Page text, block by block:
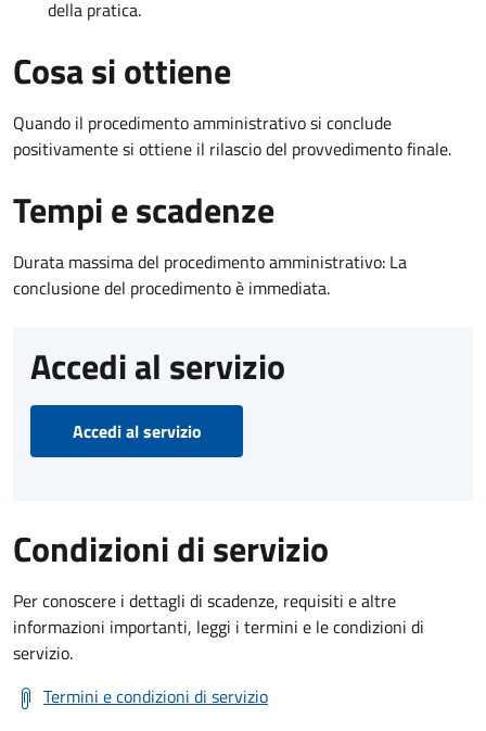
della pratica.
Cosa si ottiene
Quando il procedimento amministrativo si conclude
positivamente si ottiene il rilascio del provvedimento finale.
Tempi e scadenze
Durata massima del procedimento amministrativo: La
conclusione del procedimento è immediata.
Accedi al servizio
Accedi al servizio
Condizioni di servizio
Per conoscere i dettagli di scadenze, requisiti e altre
informazioni importanti, leggi i termini e le condizioni di
servizio.
Termini e condizioni di servizio